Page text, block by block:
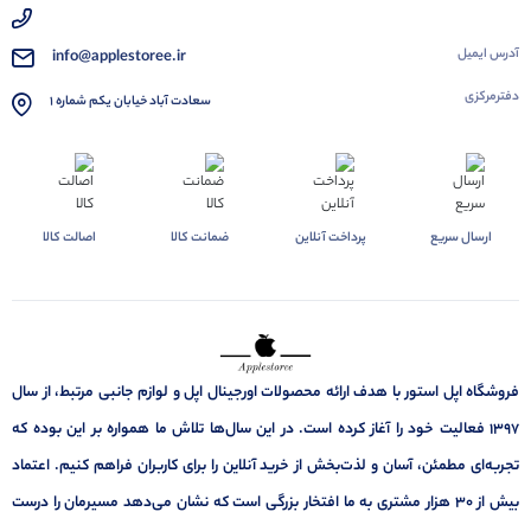
آدرس ایمیل
دفترمرکزی
info@applestoree.ir
سعادت آباد خیابان یکم شماره 1
ارسال سریع پرداخت آنلاین ضمانت کالا اصالت کالا
فروشگاه اپل استور با هدف ارائه‌ محصولات اورجینال اپل و لوازم جانبی مرتبط، از سال
۱۳۹۷ فعالیت خود را آغاز کرده است. در این سال‌ها تلاش ما همواره بر این بوده که
تجربه‌ای مطمئن، آسان و لذت‌بخش از خرید آنلاین را برای کاربران فراهم کنیم. اعتماد
بیش از ۳۰ هزار مشتری به ما افتخار بزرگی است که نشان می‌دهد مسیرمان را درست